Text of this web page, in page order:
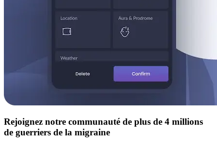
Rejoignez notre communauté de plus de 4 millions
de guerriers de la migraine